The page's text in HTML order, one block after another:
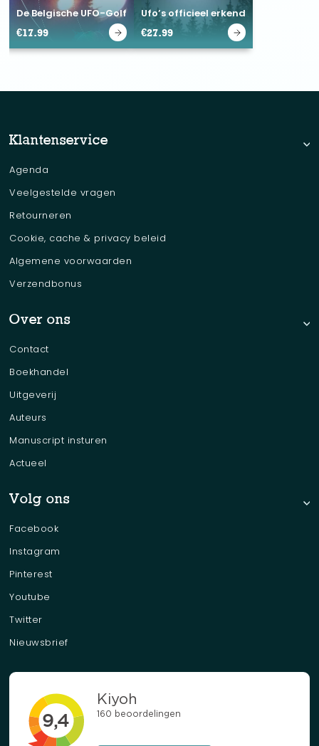
De Belgische UFO-Golf
€17.99
Ufo’s officieel erkend
€27.99
Klantenservice
Agenda
Veelgestelde vragen
Retourneren
Cookie, cache & privacy beleid
Algemene voorwaarden
Verzendbonus
Over ons
Contact
Boekhandel
Uitgeverij
Auteurs
Manuscript insturen
Actueel
Volg ons
Facebook
Instagram
Pinterest
Youtube
Twitter
Nieuwsbrief